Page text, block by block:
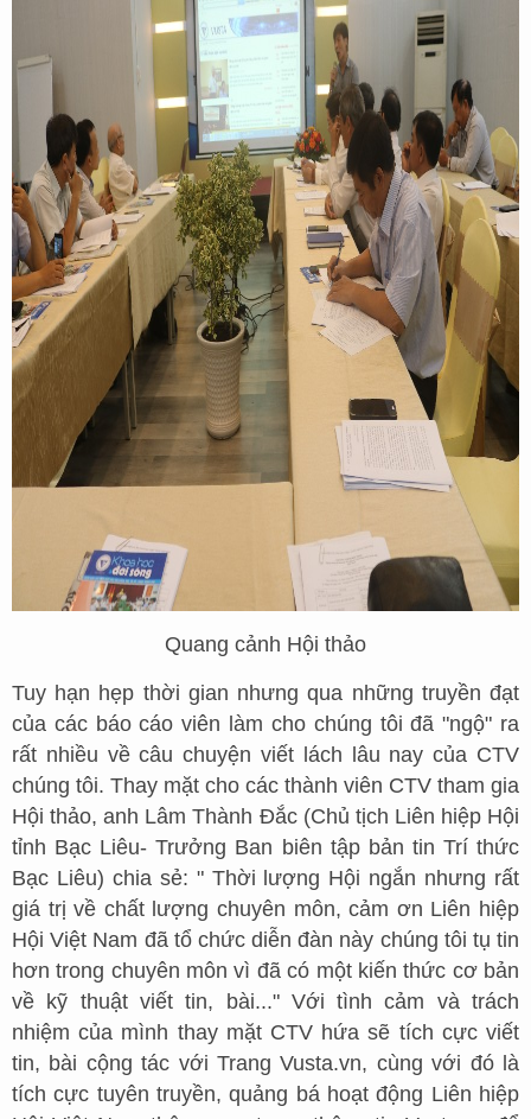
Quang cảnh Hội thảo
Tuy hạn hẹp thời gian nhưng qua những truyền đạt
của các báo cáo viên làm cho chúng tôi đã "ngộ" ra
rất nhiều về câu chuyện viết lách lâu nay của CTV
chúng tôi. Thay mặt cho các thành viên CTV tham gia
Hội thảo, anh Lâm Thành Đắc (Chủ tịch Liên hiệp Hội
tỉnh Bạc Liêu- Trưởng Ban biên tập bản tin Trí thức
Bạc Liêu) chia sẻ: " Thời lượng Hội ngắn nhưng rất
giá trị về chất lượng chuyên môn, cảm ơn Liên hiệp
Hội Việt Nam đã tổ chức diễn đàn này chúng tôi tụ tin
hơn trong chuyên môn vì đã có một kiến thức cơ bản
về kỹ thuật viết tin, bài..." Với tình cảm và trách
nhiệm của mình thay mặt CTV hứa sẽ tích cực viết
tin, bài cộng tác với Trang Vusta.vn, cùng với đó là
tích cực tuyên truyền, quảng bá hoạt động Liên hiệp